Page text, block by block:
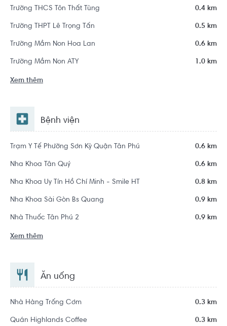
Trường THCS Tôn Thất Tùng 0.4 km
Trường THPT Lê Trọng Tấn 0.5 km
Trường Mầm Non Hoa Lan 0.6 km
Trường Mầm Non ATY 1.0 km
Xem thêm
Bệnh viện
Trạm Y Tế Phường Sơn Kỳ Quận Tân Phú 0.6 km
Nha Khoa Tân Quý 0.6 km
Nha Khoa Uy Tín Hồ Chí Minh - Smile HT 0.8 km
Nha Khoa Sài Gòn Bs Quang 0.9 km
Nhà Thuốc Tân Phú 2 0.9 km
Xem thêm
Ăn uống
Nhà Hàng Trống Cơm 0.3 km
Quán Highlands Coffee 0.3 km